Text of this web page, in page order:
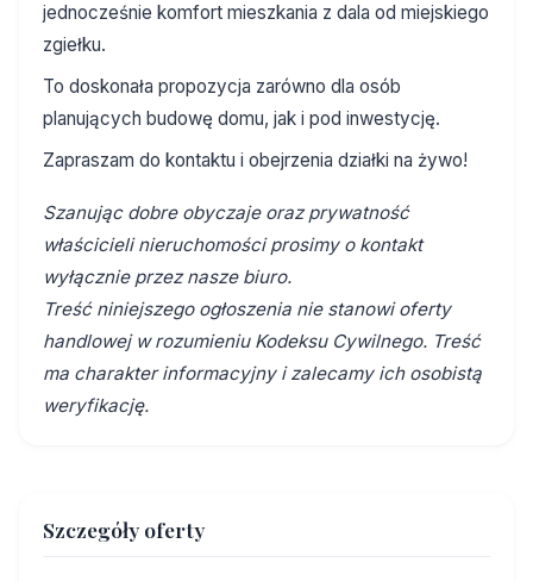
jednocześnie komfort mieszkania z dala od miejskiego
zgiełku.
To doskonała propozycja zarówno dla osób
planujących budowę domu, jak i pod inwestycję.
Zapraszam do kontaktu i obejrzenia działki na żywo!
Szanując dobre obyczaje oraz prywatność
właścicieli nieruchomości prosimy o kontakt
wyłącznie przez nasze biuro.
Treść niniejszego ogłoszenia nie stanowi oferty
handlowej w rozumieniu Kodeksu Cywilnego. Treść
ma charakter informacyjny i zalecamy ich osobistą
weryfikację.
Szczegóły oferty